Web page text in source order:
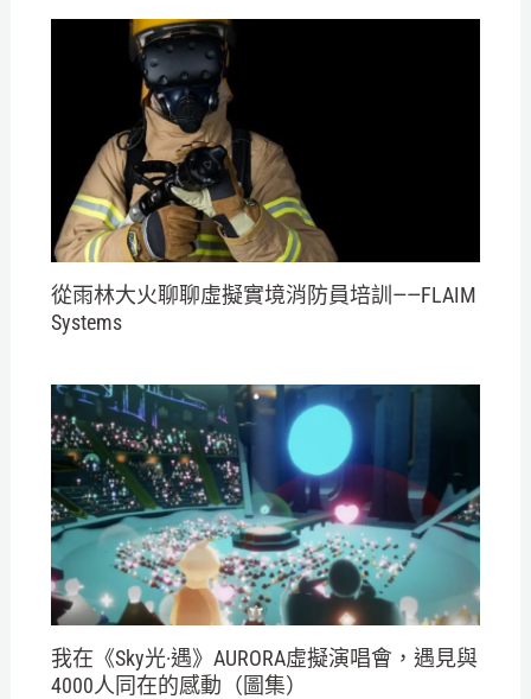
從雨林大火聊聊虛擬實境消防員培訓——FLAIM
Systems
我在《Sky光·遇》AURORA虛擬演唱會，遇見與
4000人同在的感動（圖集）